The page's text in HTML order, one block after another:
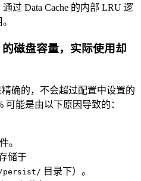
过 Data Cache 的内部 LRU 逻
磁盘容量，实际使用却
精确的，不会超过配置中设置的
可能是由以下原因导致的：
。
储于
persist/ 目录下）。